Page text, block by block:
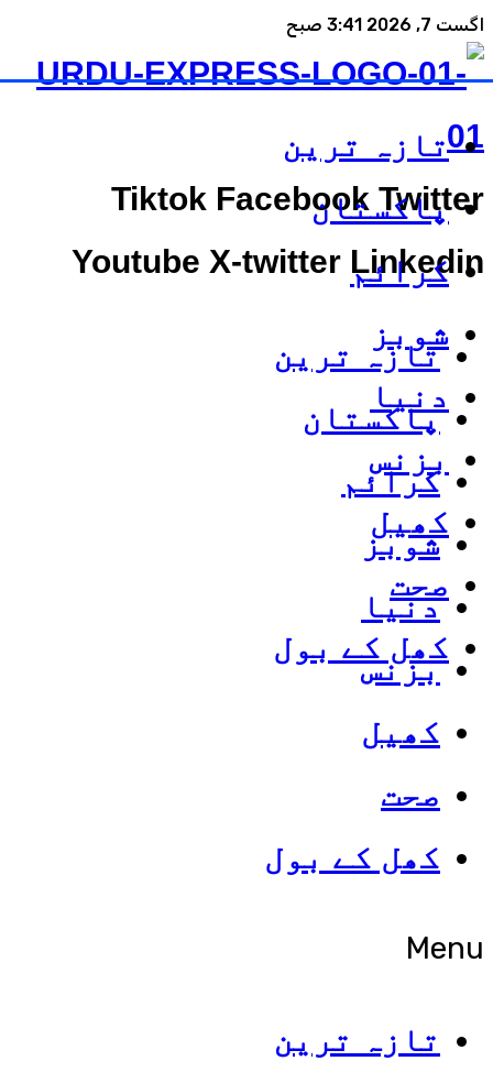
اگست 7, 2026 3:41 صبح
Tiktok Facebook Twitter
Youtube X-twitter Linkedin
تازہ ترین
پاکستان
کرائم
شوبز
دنیا
بزنس
کھیل
صحت
کھل کے بول
Menu
تازہ ترین
تازہ ترین
پاکستان
کرائم
شوبز
دنیا
بزنس
کھیل
صحت
کھل کے بول